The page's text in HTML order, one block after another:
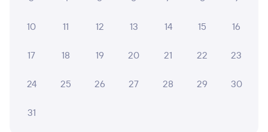
Дни следования ближайшие: 8, 10, 13 августа Маршрут
Плацкарт
от 10 ⁠475 ⁠₽
Купе
11 ⁠805 ⁠₽
Выберите дату
10 11 12 13 14 15 16
17 18 19 20 21 22 23
24 25 26 27 28 29 30
31